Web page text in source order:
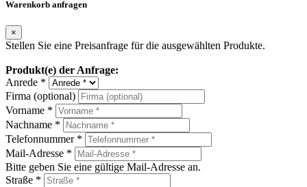
Warenkorb anfragen
×
Stellen Sie eine Preisanfrage für die ausgewählten Produkte.
Produkt(e) der Anfrage:
Anrede *
Firma (optional)
Vorname *
Nachname *
Telefonnummer *
Mail-Adresse *
Bitte geben Sie eine gültige Mail-Adresse an.
Straße *